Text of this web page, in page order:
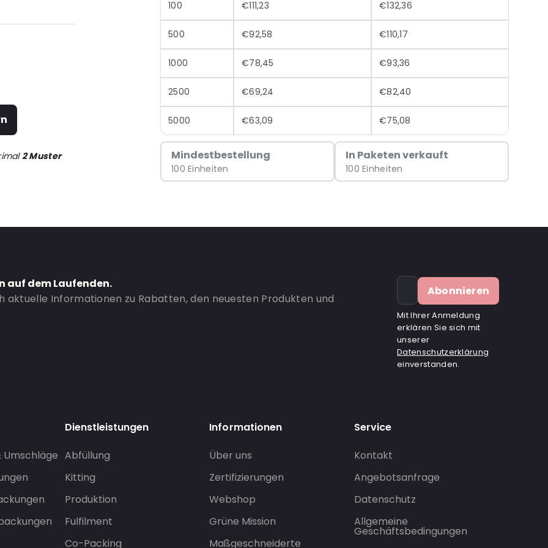
100 €111,23 €132,36
500 €92,58 €110,17
1000 €78,45 €93,36
2500 €69,24 €82,40
5000 €63,09 €75,08
Mindestbestellung
100 Einheiten
In Paketen verkauft
100 Einheiten
2 Muster
auf dem Laufenden.
aktuelle Informationen zu Rabatten, den neuesten Produkten und
Abonnieren
Mit Ihrer Anmeldung
erklären Sie sich mit
unserer
Datenschutzerklärung
einverstanden.
Dienstleistungen
Abfüllung
Kitting
Produktion
Fulfilment
Co-Packing
Informationen
Über uns
Zertifizierungen
Webshop
Grüne Mission
Maßgeschneiderte
Service
Kontakt
Angebotsanfrage
Datenschutz
Allgemeine
Geschäftsbedingungen